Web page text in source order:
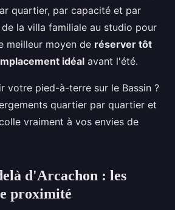
quartier, par capacité et par
la villa familiale au studio pour
meilleur moyen de réserver tôt
idéal avant l'été.
votre pied-à-terre sur le Bassin ?
quartier par quartier et
vraiment à vos envies de
d'Arcachon : les
proximité